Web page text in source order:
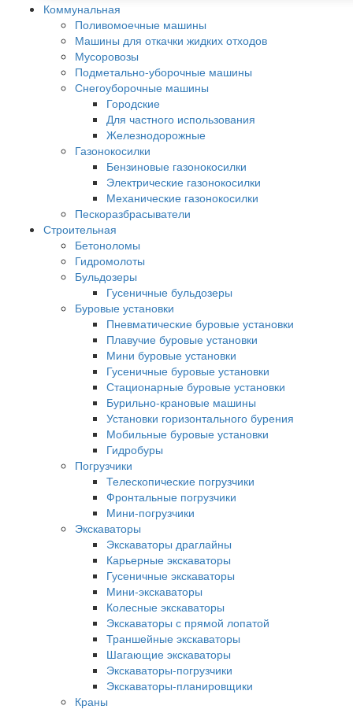
Коммунальная
Поливомоечные машины
Машины для откачки жидких отходов
Мусоровозы
Подметально-уборочные машины
Снегоуборочные машины
Городские
Для частного использования
Железнодорожные
Газонокосилки
Бензиновые газонокосилки
Электрические газонокосилки
Механические газонокосилки
Пескоразбрасыватели
Строительная
Бетоноломы
Гидромолоты
Бульдозеры
Гусеничные бульдозеры
Буровые установки
Пневматические буровые установки
Плавучие буровые установки
Мини буровые установки
Гусеничные буровые установки
Стационарные буровые установки
Бурильно-крановые машины
Установки горизонтального бурения
Мобильные буровые установки
Гидробуры
Погрузчики
Телескопические погрузчики
Фронтальные погрузчики
Мини-погрузчики
Экскаваторы
Экскаваторы драглайны
Карьерные экскаваторы
Гусеничные экскаваторы
Мини-экскаваторы
Колесные экскаваторы
Экскаваторы с прямой лопатой
Траншейные экскаваторы
Шагающие экскаваторы
Экскаваторы-погрузчики
Экскаваторы-планировщики
Краны